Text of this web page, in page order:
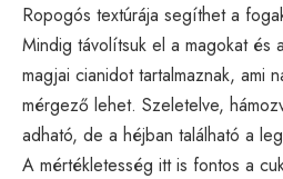
Ropogós textúrája segíthet a
Mindig távolítsuk el a magokat és
magjai cianidot tartalmaznak, ami
mérgező lehet. Szeletelve,
adható, de a héjban található a
A mértékletesség itt is fontos a